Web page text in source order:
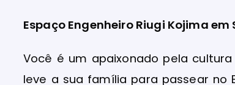
Espaço Engenheiro Riugi Kojima em
Você é um apaixonado pela
leve a sua família para passear no